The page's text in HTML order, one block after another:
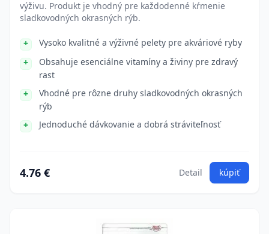
výživu. Produkt je vhodný pre každodenné kŕmenie
sladkovodných okrasných rýb.
Vysoko kvalitné a výživné pelety pre akváriové ryby
Obsahuje esenciálne vitamíny a živiny pre zdravý
rast
Vhodné pre rôzne druhy sladkovodných okrasných
rýb
Jednoduché dávkovanie a dobrá stráviteľnosť
4.76 € Detail kúpiť